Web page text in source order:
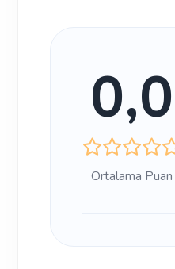
0,0
Ortalama Puan